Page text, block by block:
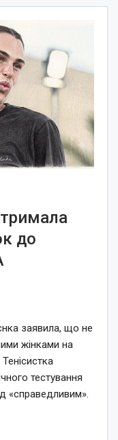
до
заявила, що не
жінками на
Тенісистка
тестування
«справедливим».